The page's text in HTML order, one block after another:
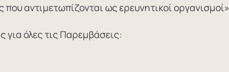
αντιμετωπίζονται ως ερευνητικοί οργανισμοί»
για όλες τις Παρεμβάσεις: